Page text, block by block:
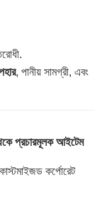
, পানীয় সামগ্রী, এবং
প্রচারমূলক আইটেম
কর্পোরেট